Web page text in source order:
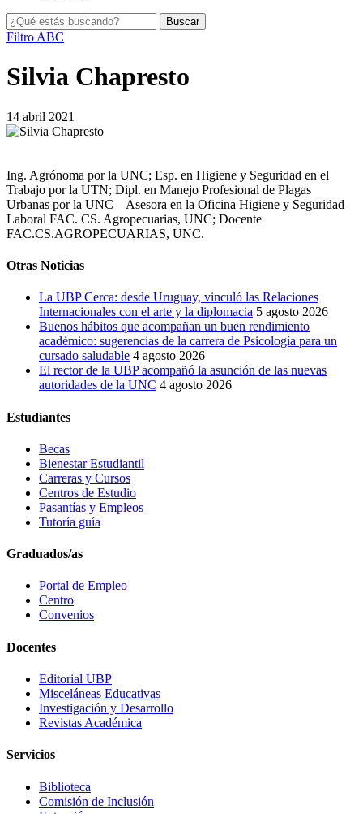
Filtro ABC
Silvia Chapresto
14 abril 2021
Ing. Agrónoma por la UNC; Esp. en Higiene y Seguridad en el
Trabajo por la UTN; Dipl. en Manejo Profesional de Plagas
Urbanas por la UNC – Asesora en la Oficina Higiene y Seguridad
Laboral FAC. CS. Agropecuarias, UNC; Docente
FAC.CS.AGROPECUARIAS, UNC.
Otras Noticias
La UBP Cerca: desde Uruguay, vinculó las Relaciones
Internacionales con el arte y la diplomacia 5 agosto 2026
Buenos hábitos que acompañan un buen rendimiento
académico: sugerencias de la carrera de Psicología para un
cursado saludable 4 agosto 2026
El rector de la UBP acompañó la asunción de las nuevas
autoridades de la UNC 4 agosto 2026
Estudiantes
Becas
Bienestar Estudiantil
Carreras y Cursos
Centros de Estudio
Pasantías y Empleos
Tutoría guía
Graduados/as
Portal de Empleo
Centro
Convenios
Docentes
Editorial UBP
Misceláneas Educativas
Investigación y Desarrollo
Revistas Académica
Servicios
Biblioteca
Comisión de Inclusión